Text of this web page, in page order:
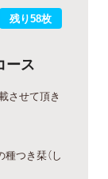
残り58枚
ース
させて頂き
つき栞（し